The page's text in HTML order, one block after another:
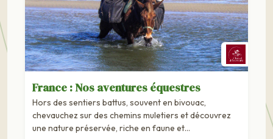
France : Nos aventures équestres
Hors des sentiers battus, souvent en bivouac,
chevauchez sur des chemins muletiers et découvrez
une nature préservée, riche en faune et...